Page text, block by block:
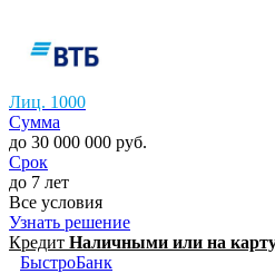
Лиц. 1000
Сумма
до 30 000 000 руб.
Срок
до 7 лет
Все условия
Узнать решение
Кредит Наличными или на
БыстроБанк